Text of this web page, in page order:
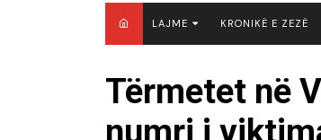
LAJME
KOSOVË
SHQIPËRI
KRONIKË E ZEZË
Tërmetet në
numri i